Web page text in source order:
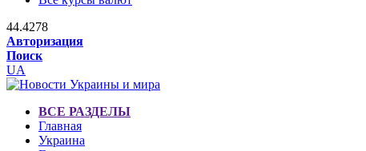
44.4278
Авторизация
Поиск
UA
ВСЕ РАЗДЕЛЫ
Главная
Украина